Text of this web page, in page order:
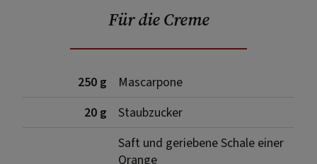
Für die Creme
250 g
Mascarpone
20 g
Staubzucker
Saft und geriebene Schale einer
Orange